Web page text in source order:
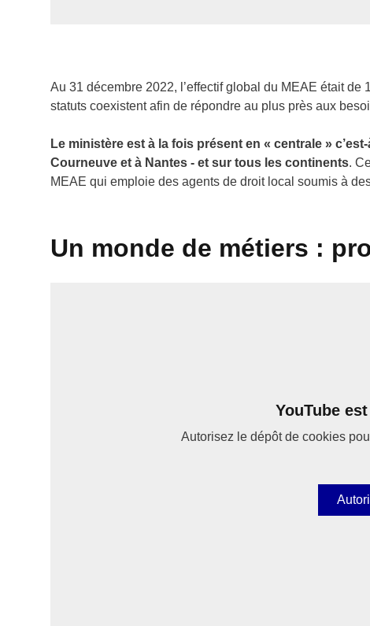
Au 31 décembre 2022, l’effectif global du MEAE était
statuts coexistent afin de répondre au plus près aux
Le ministère est à la fois présent en « centrale »
Courneuve et à Nantes - et sur tous les continents.
MEAE qui emploie des agents de droit local soumis à
Un monde de métiers :
YouTube
Autorisez le dépôt de cookies